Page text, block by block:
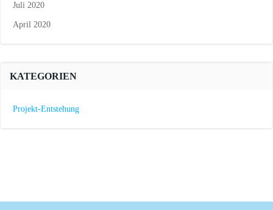
Juli 2020
April 2020
KATEGORIEN
Projekt-Entstehung